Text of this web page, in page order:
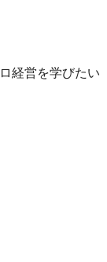
経営を学びたい